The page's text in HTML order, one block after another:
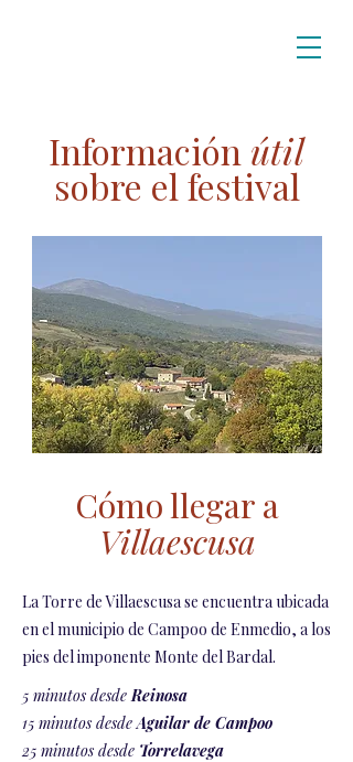
Información útil
sobre el festival
​Cómo llegar a
Villaescusa
La Torre de Villaescusa se encuentra ubicada
en el municipio de Campoo de Enmedio, a los
pies del imponente Monte del Bardal.
5 minutos desdeReinosa
15 minutos desdeAguilar de Campoo
25 minutos desde Torrelavega